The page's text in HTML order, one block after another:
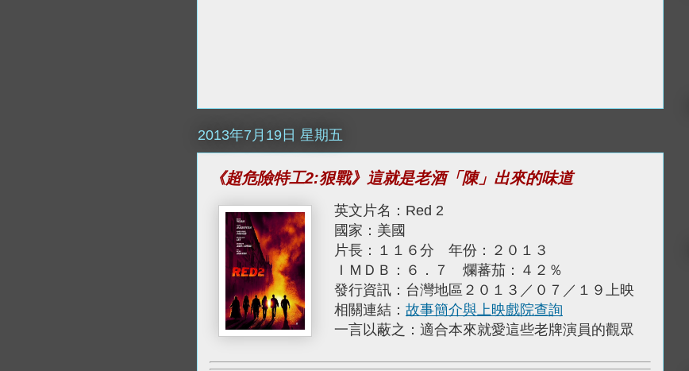
2013年7月19日 星期五
《超危險特工2:狠戰》這就是老酒「陳」出來的味道
英文片名：Red 2
國家：美國
片長：１１６分 年份：２０１３
ＩＭＤＢ：６．７ 爛蕃茄：４２％
發行資訊：台灣地區２０１３／０７／１９上映
相關連結： 故事簡介與上映戲院查詢
一言以蔽之：適合本來就愛這些老牌演員的觀眾